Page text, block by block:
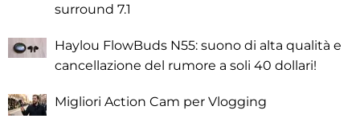
surround 7.1
Haylou FlowBuds N55: suono di alta qualità e
cancellazione del rumore a soli 40 dollari!
Migliori Action Cam per Vlogging